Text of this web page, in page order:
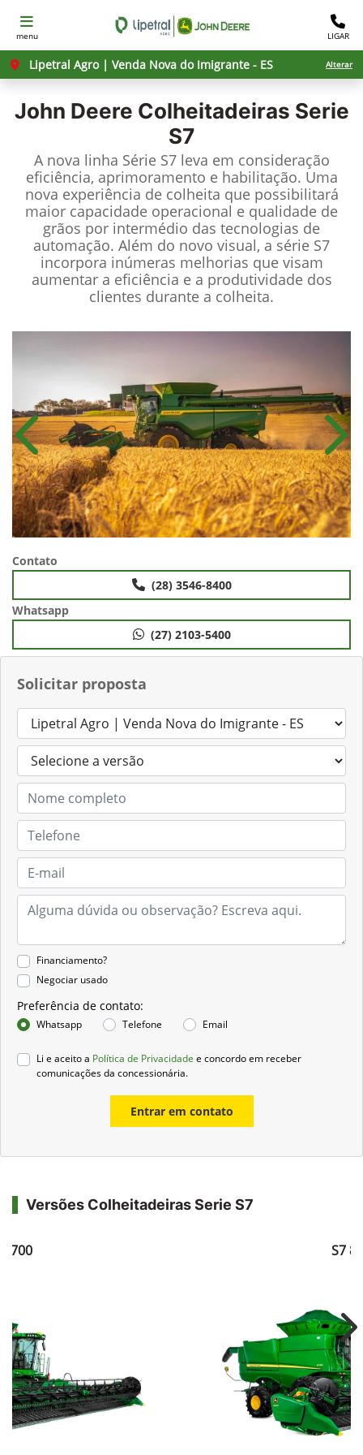
menu LIGAR
Lipetral Agro | Venda Nova do Imigrante - ES Alterar
John Deere Colheitadeiras Serie
S7
A nova linha Série S7 leva em consideração
eficiência, aprimoramento e habilitação. Uma
nova experiência de colheita que possibilitará
maior capacidade operacional e qualidade de
grãos por intermédio das tecnologias de
automação. Além do novo visual, a série S7
incorpora inúmeras melhorias que visam
aumentar a eficiência e a produtividade dos
clientes durante a colheita.
Solicitar proposta
Financiamento?
Negociar usado
Preferência de contato:
Whatsapp Telefone Email
Li e aceito a Política de Privacidade e concordo em receber
comunicações da concessionária.
Entrar em contato
Anterior
Contato
(28) 3546-8400
Whatsapp
(27) 2103-5400
Versões Colheitadeiras Serie S7
700 S7